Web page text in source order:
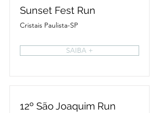
Sunset Fest Run
Cristais Paulista-SP
SAIBA +
12º São Joaquim Run